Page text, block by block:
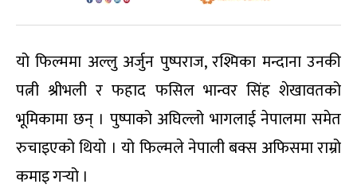
यो फिल्ममा अल्लु अर्जुन पुष्पराज, रश्मिका मन्दाना उनकी
पत्नी श्रीभली र फहाद फसिल भान्वर सिंह शेखावतको
भूमिकामा छन् । पुष्पाको अघिल्लो भागलाई नेपालमा समेत
रुचाइएको थियो । यो फिल्मले नेपाली बक्स अफिसमा राम्रो
कमाइ गर्‍यो ।